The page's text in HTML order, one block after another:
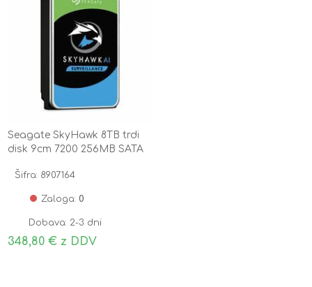
Seagate SkyHawk 8TB trdi
disk 9cm 7200 256MB SATA
Šifra: 8907164
Zaloga: 0
Dobava: 2-3 dni
348,80 € z DDV